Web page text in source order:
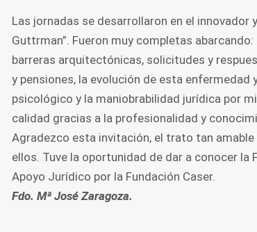
Las jornadas se desarrollaron en el
Guttrman”. Fueron muy completas
barreras arquitectónicas, solicitudes y
y pensiones, la evolución de esta
psicológico y la maniobrabilidad jurídica por
calidad gracias a la profesionalidad y
Agradezco esta invitación, el trato tan
ellos. Tuve la oportunidad de dar a conocer la
Apoyo Jurídico por la Fundación Caser.
Fdo. Mª José Zaragoza.